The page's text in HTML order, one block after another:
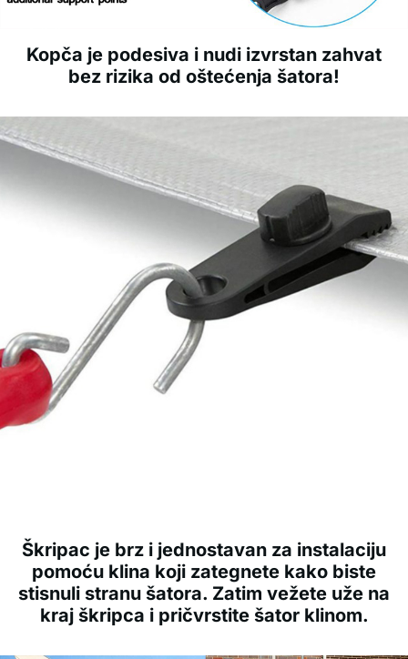
Kopča je podesiva i nudi izvrstan zahvat
bez rizika od oštećenja šatora!
Škripac je brz i jednostavan za instalaciju
pomoću klina koji zategnete kako biste
stisnuli stranu šatora. Zatim vežete uže na
kraj škripca i pričvrstite šator klinom.